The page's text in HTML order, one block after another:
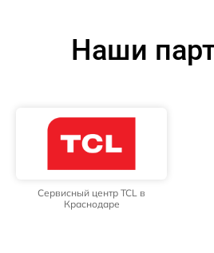
Наши
Сервисный центр TCL в
Краснодаре